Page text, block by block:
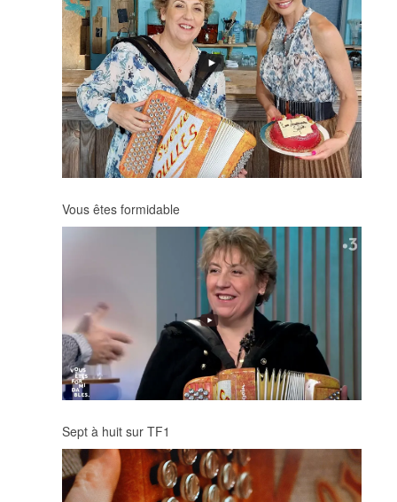
Vous êtes formidable
Sept à huit sur TF1